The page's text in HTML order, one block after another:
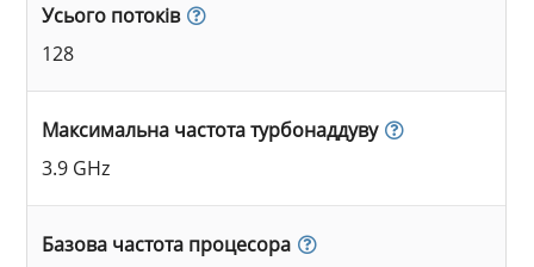
Усього потоків
128
Максимальна частота турбонаддуву
3.9 GHz
Базова частота процесора